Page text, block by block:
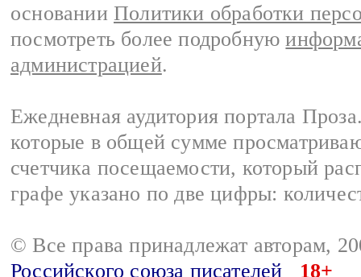
основании Политики обработки
посмотреть более подробную
администрацией.
Ежедневная аудитория портала
которые в общей сумме
счетчика посещаемости, который
графе указано по две цифры:
© Все права принадлежат авторам,
Российского союза писателей
18+